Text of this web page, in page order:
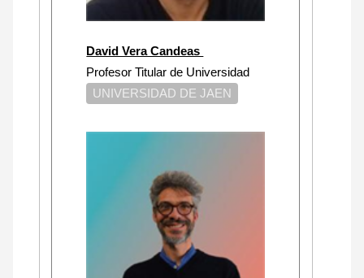
David Vera Candeas
Profesor Titular de Universidad
UNIVERSIDAD DE JAEN